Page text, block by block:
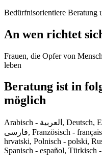
Bedürfnisorientiere Beratung
An wen richtet
Frauen, die Opfer von
leben
Beratung ist in
möglich
Arabisch - العربية, Deutsch, Englisch - English, Farsi/Dari -
فارسی, Französisch - français, Italienisch - italiano, Kroatisch -
hrvatski, Polnisch - polski,
Spanisch - español, Türkisch